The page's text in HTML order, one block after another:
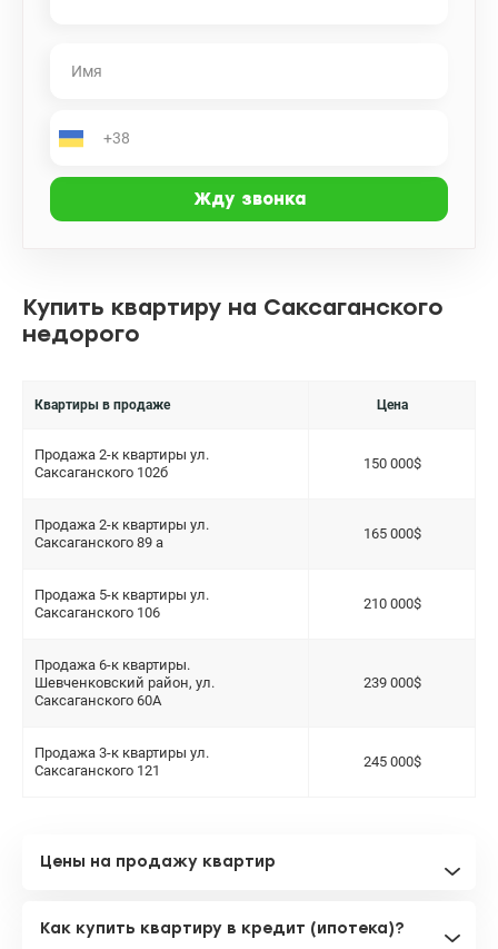
Купить квартиру на Саксаганского
недорого
Квартиры в продаже Цена
Продажа 2-к квартиры ул.
Саксаганского 102б
150 000$
Продажа 2-к квартиры ул.
Саксаганского 89 а
165 000$
Продажа 5-к квартиры ул.
Саксаганского 106
210 000$
Продажа 6-к квартиры.
Шевченковский район, ул.
Саксаганского 60А
239 000$
Продажа 3-к квартиры ул.
Саксаганского 121
245 000$
Цены на продажу квартир
Как купить квартиру в кредит (ипотека)?